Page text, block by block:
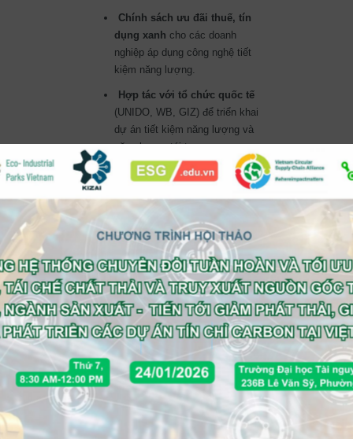
Chính sách ưu đãi thuế, tín
dụng xanh cho các doanh
nghiệp áp dụng công nghệ tiết
kiệm năng lượng.
Hợp tác với tổ chức quốc tế
(UNIDO, WB, GIZ) để triển khai
dự án tiết kiệm năng lượng và
năng lượng tái tạo.
Ví Dụ Thành Công
KCN Amata (Thái Lan): Tích hợp năng
lượng tái tạo, quản lý năng lượng thông
minh và phát triển lưới điện xanh.
🔹KCN Kalundborg (Đan Mạch): Cộng
sinh công nghiệp, thu hồi nhiệt thải và sử
dụng năng lượng tái tạo.
Kết Luận
Tối ưu hóa năng lượng và sử dụng năng
lượng tái tạo giúp KCNSTgiảm chi phí,
giảm phát thải CO₂ và nâng cao lợi thế